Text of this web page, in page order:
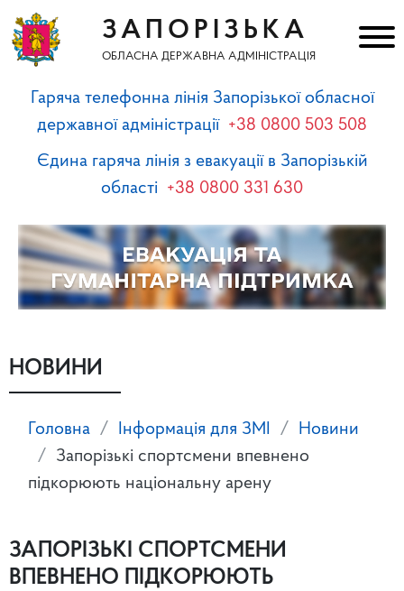
ЗАПОРІЗЬКА
ОБЛАСНА ДЕРЖАВНА АДМІНІСТРАЦІЯ
Гаряча телефонна лінія Запорізької обласної
державної адміністрації +38 0800 503 508
Єдина гаряча лінія з евакуації в Запорізькій
області +38 0800 331 630
НОВИНИ
Головна Інформація для ЗМІ
Новини
Запорізькі спортсмени впевнено
підкорюють національну арену
ЗАПОРІЗЬКІ СПОРТСМЕНИ
ВПЕВНЕНО ПІДКОРЮЮТЬ